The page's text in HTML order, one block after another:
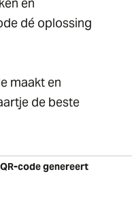
dé oplossing
maakt en
de beste
code genereert